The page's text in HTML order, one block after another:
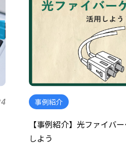
事例紹介
【事例紹介】光ファイバ
しよう